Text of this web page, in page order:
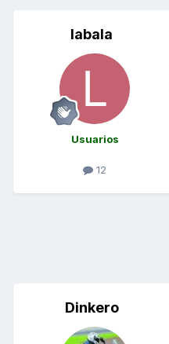
labala
Usuarios
12
Dinkero